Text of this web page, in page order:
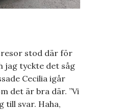
stod där för
jag tyckte det såg
Cecilia igår
det är bra där. ”Vi
till svar. Haha,